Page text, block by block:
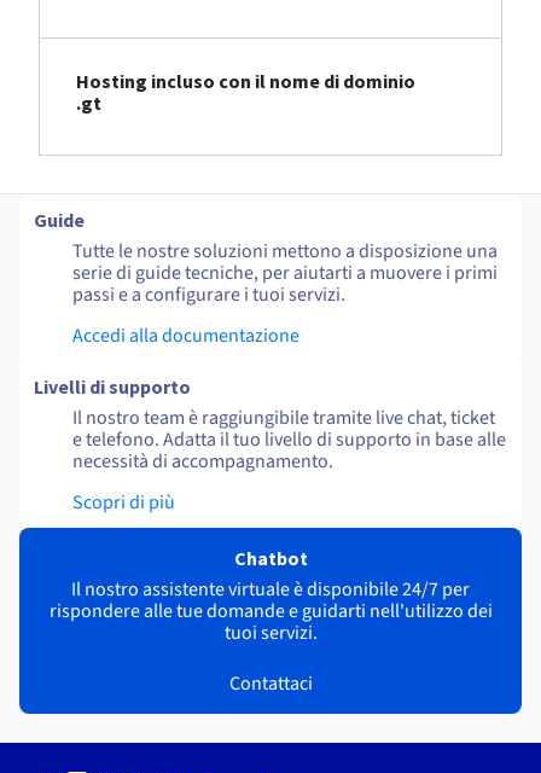
Hosting incluso con il nome di dominio
.gt
Guide
Tutte le nostre soluzioni mettono a disposizione una
serie di guide tecniche, per aiutarti a muovere i primi
passi e a configurare i tuoi servizi.
Accedi alla documentazione
Livelli di supporto
Il nostro team è raggiungibile tramite live chat, ticket
e telefono. Adatta il tuo livello di supporto in base alle
necessità di accompagnamento.
Scopri di più
Chatbot
Il nostro assistente virtuale è disponibile 24/7 per
rispondere alle tue domande e guidarti nell'utilizzo dei
tuoi servizi.
Contattaci